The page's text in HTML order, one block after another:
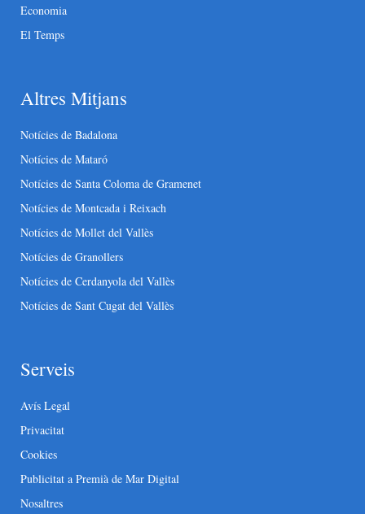
Economia
El Temps
Altres Mitjans
Notícies de Badalona
Notícies de Mataró
Notícies de Santa Coloma de Gramenet
Notícies de Montcada i Reixach
Notícies de Mollet del Vallès
Notícies de Granollers
Notícies de Cerdanyola del Vallès
Notícies de Sant Cugat del Vallès
Serveis
Avís Legal
Privacitat
Cookies
Publicitat a Premià de Mar Digital
Nosaltres